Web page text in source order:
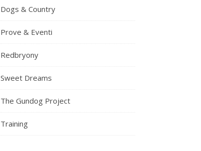
Dogs & Country
Prove & Eventi
Redbryony
Sweet Dreams
The Gundog Project
Training